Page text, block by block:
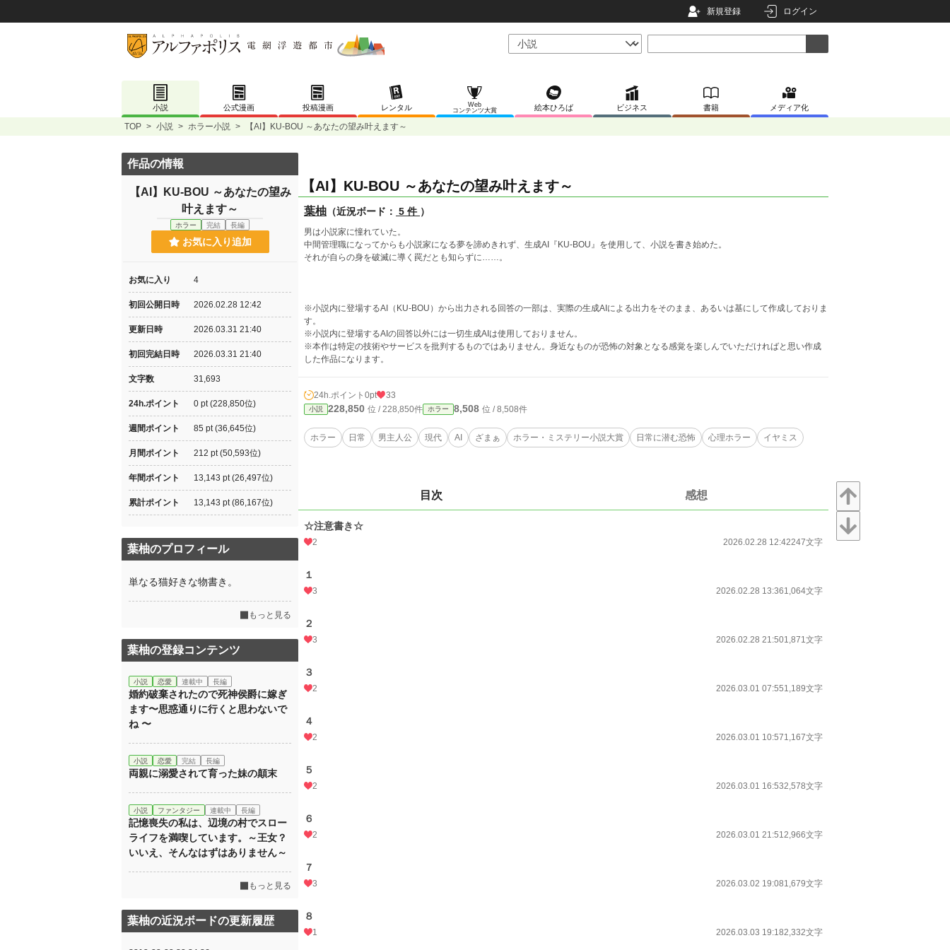
新規登録 ログイン
小説 公式漫画 投稿漫画 レンタル
Web
コンテンツ大賞
絵本ひろば ビジネス 書籍 メディア化
TOP > 小説 > ホラー小説 > 【AI】KU-BOU ～あなたの望み叶えます～
【AI】KU-BOU ～あなたの望み叶えます～
葉柚 （近況ボード： 5 件 ）
男は小説家に憧れていた。
中間管理職になってからも小説家になる夢を諦めきれず、生成AI『KU-BOU』を使用して、小説を書き始めた。
それが自らの身を破滅に導く罠だとも知らずに……。
※小説内に登場するAI（KU-BOU）から出力される回答の一部は、実際の生成AIによる出力をそのまま、あるいは基にして作成しておりま
す。
※小説内に登場するAIの回答以外には一切生成AIは使用しておりません。
※本作は特定の技術やサービスを批判するものではありません。身近なものが恐怖の対象となる感覚を楽しんでいただければと思い作成
した作品になります。
24h.ポイント 0pt 33
小説 228,850 位 / 228,850件 ホラー 8,508 位 / 8,508件
ホラー 日常 男主人公 現代 AI ざまぁ ホラー・ミステリー小説大賞 日常に潜む恐怖 心理ホラー イヤミス
目次 感想
☆注意書き☆
2 2026.02.28 12:42247文字
１
3 2026.02.28 13:361,064文字
２
3 2026.02.28 21:501,871文字
３
2 2026.03.01 07:551,189文字
４
2 2026.03.01 10:571,167文字
５
2 2026.03.01 16:532,578文字
６
2 2026.03.01 21:512,966文字
７
3 2026.03.02 19:081,679文字
８
1 2026.03.03 19:182,332文字
作品の情報
【AI】KU-BOU ～あなたの望み
叶えます～
ホラー 完結 長編
お気に入り追加
お気に入り 4
初回公開日時 2026.02.28 12:42
更新日時 2026.03.31 21:40
初回完結日時 2026.03.31 21:40
文字数 31,693
24h.ポイント 0 pt (228,850位)
週間ポイント 85 pt (36,645位)
月間ポイント 212 pt (50,593位)
年間ポイント 13,143 pt (26,497位)
累計ポイント 13,143 pt (86,167位)
葉柚のプロフィール
単なる猫好きな物書き。
もっと見る
葉柚の登録コンテンツ
小説 恋愛 連載中 長編
婚約破棄されたので死神侯爵に嫁ぎ
ます〜思惑通りに行くと思わないで
ね 〜
小説 恋愛 完結 長編
両親に溺愛されて育った妹の顛末
小説 ファンタジー 連載中 長編
記憶喪失の私は、辺境の村でスロー
ライフを満喫しています。～王女？
いいえ、そんなはずはありません～
もっと見る
葉柚の近況ボードの更新履歴